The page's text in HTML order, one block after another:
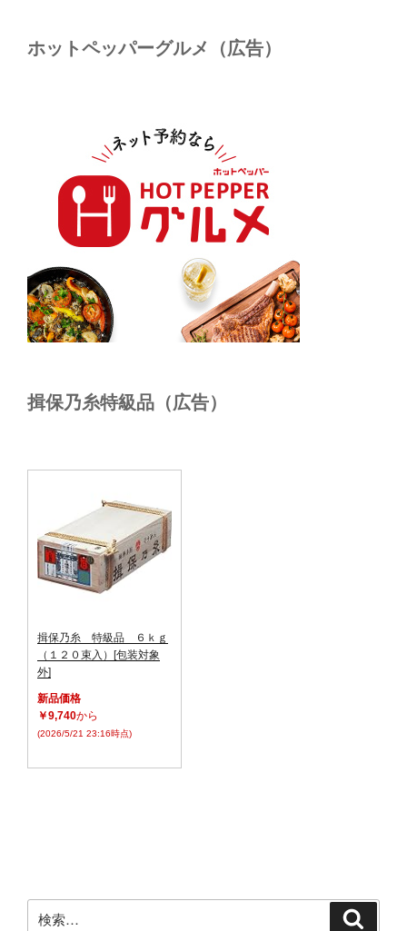
ホットペッパーグルメ（広告）
揖保乃糸特級品（広告）
揖保乃糸 特級品 ６ｋｇ
（１２０束入）[包装対象
外]
新品価格
￥9,740から
(2026/5/21 23:16時点)